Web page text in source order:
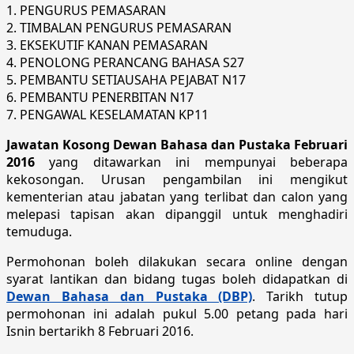
1. PENGURUS PEMASARAN
2. TIMBALAN PENGURUS PEMASARAN
3. EKSEKUTIF KANAN PEMASARAN
4. PENOLONG PERANCANG BAHASA S27
5. PEMBANTU SETIAUSAHA PEJABAT N17
6. PEMBANTU PENERBITAN N17
7. PENGAWAL KESELAMATAN KP11
Jawatan Kosong Dewan Bahasa dan Pustaka Februari
2016 yang ditawarkan ini mempunyai beberapa
kekosongan. Urusan pengambilan ini mengikut
kementerian atau jabatan yang terlibat dan calon yang
melepasi tapisan akan dipanggil untuk menghadiri
temuduga.
Permohonan boleh dilakukan secara online dengan
syarat lantikan dan bidang tugas boleh didapatkan di
Dewan Bahasa dan Pustaka (DBP). Tarikh tutup
permohonan ini adalah pukul 5.00 petang pada hari
Isnin bertarikh 8 Februari 2016.